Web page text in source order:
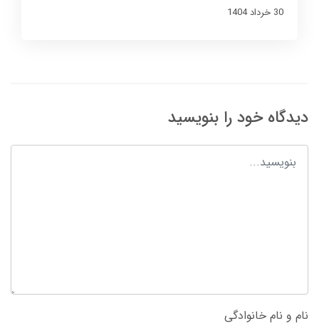
30 خرداد 1404
دیدگاه خود را بنویسید
نام و نام خانوادگی